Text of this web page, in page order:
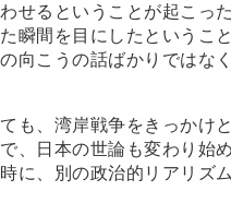
せるということが起こっ
瞬間を目にしたというこ
向こうの話ばかりではな
も、湾岸戦争をきっかけ
、日本の世論も変わり始
に、別の政治的リアリズ